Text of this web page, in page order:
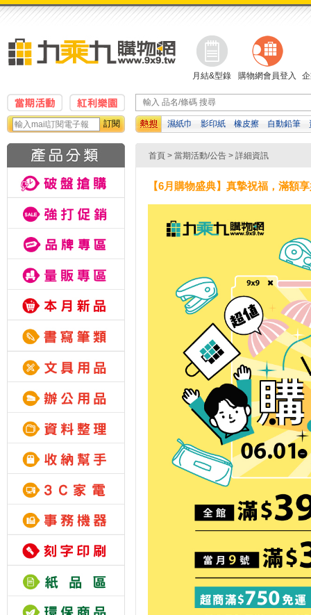
月結&型錄 購物網會員登入
訂閱 濕紙巾 影印紙 橡皮擦 自動鉛筆
首頁 > 當期活動/公告 > 詳細資訊
【6月購物盛典】真摯祝福，滿額